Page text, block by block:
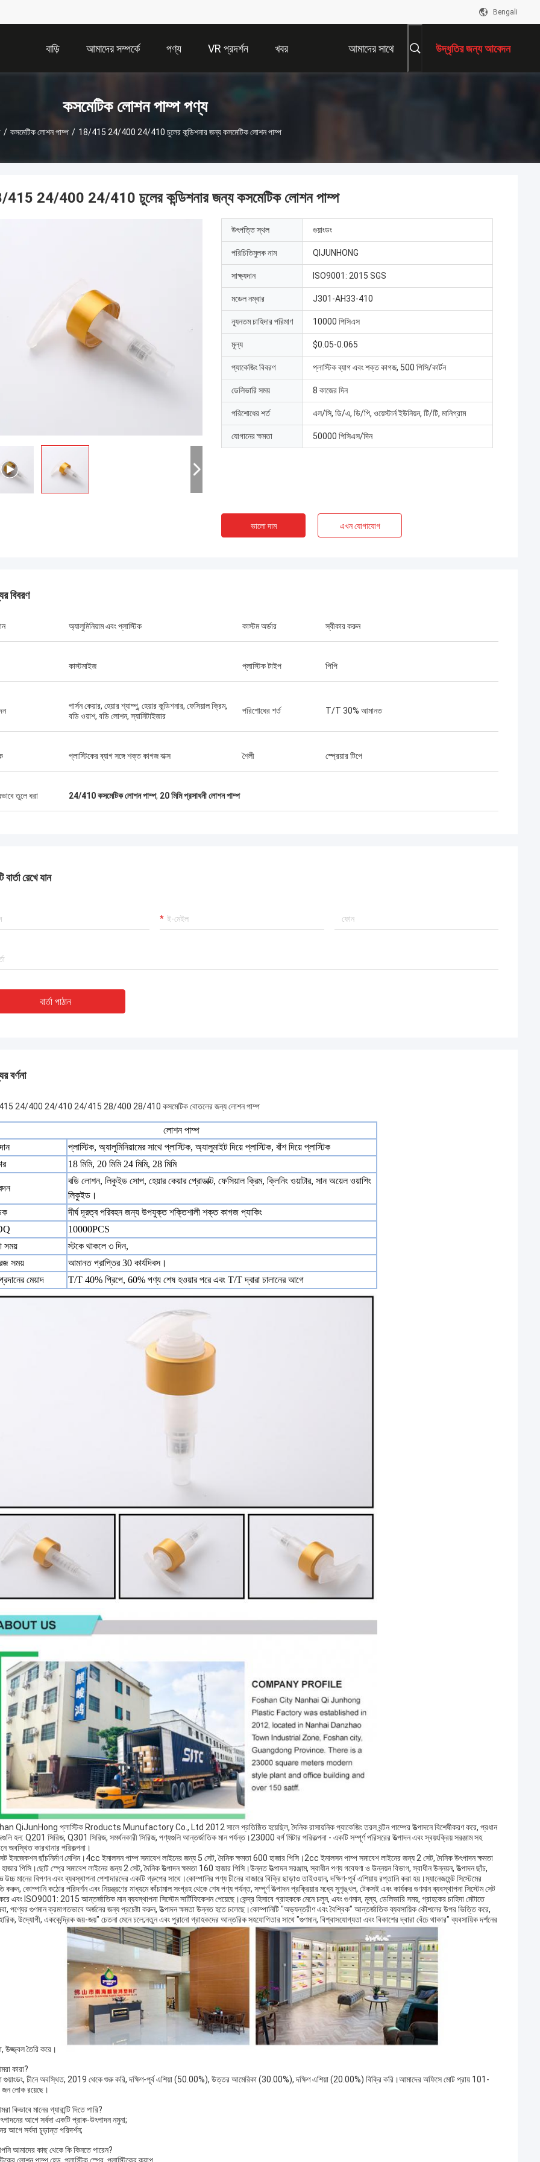
Bengali
বাড়ি আমাদের সম্পর্কে পণ্য VR প্রদর্শন খবর আমাদের সাথে উদ্ধৃতির জন্য আবেদন
কসমেটিক লোশন পাম্প পণ্য
/ কসমেটিক লোশন পাম্প / 18/415 24/400 24/410 চুলের কন্ডিশনার জন্য কসমেটিক লোশন পাম্প
415 24/400 24/410 চুলের কন্ডিশনার জন্য কসমেটিক লোশন পাম্প
উৎপত্তি স্থল গুয়াংডং
পরিচিতিমুলক নাম QIJUNHONG
সাক্ষ্যদান ISO9001: 2015 SGS
মডেল নম্বার J301-AH33-410
ন্যূনতম চাহিদার পরিমাণ 10000 পিসিএস
মূল্য $0.05-0.065
প্যাকেজিং বিবরণ প্লাস্টিক ব্যাগ এবং শক্ত কাগজ, 500 পিসি/কার্টন
ডেলিভারি সময় 8 কাজের দিন
পরিশোধের শর্ত এল/সি, ডি/এ, ডি/পি, ওয়েস্টার্ন ইউনিয়ন, টি/টি, মানিগ্রাম
যোগানের ক্ষমতা 50000 পিসিএস/দিন
ভালো দাম এখন যোগাযোগ
বিবরণ
অ্যালুমিনিয়াম এবং প্লাস্টিক কাস্টম অর্ডার স্বীকার করুন
কাস্টমাইজ প্লাস্টিক টাইপ পিপি
পার্সন কেয়ার, হেয়ার শ্যাম্পু, হেয়ার কন্ডিশনার, ফেসিয়াল ক্রিম,
বডি ওয়াশ, বডি লোশন, স্যানিটাইজার
পরিশোধের শর্ত T/T 30% আমানত
প্লাস্টিকের ব্যাগ সঙ্গে শক্ত কাগজ বাক্স শৈলী স্প্রেয়ার টিপে
তুলে ধরা 24/410 কসমেটিক লোশন পাম্প, 20 মিমি প্রসাধনী লোশন পাম্প
বার্তা রেখে যান
বার্তা পাঠান
বর্ণনা
24/400 24/410 24/415 28/400 28/410 কসমেটিক বোতলের জন্য লোশন পাম্প
লোশন পাম্প
প্লাস্টিক, অ্যালুমিনিয়ামের সাথে প্লাস্টিক, অ্যালুমাইট দিয়ে প্লাস্টিক, বাঁশ দিয়ে প্লাস্টিক
18 মিমি, 20 মিমি 24 মিমি, 28 মিমি
বডি লোশন, লিকুইড সোপ, হেয়ার কেয়ার প্রোডাক্ট, ফেসিয়াল ক্রিম, ক্লিনিং ওয়াটার, সান অয়েল ওয়াশিং
লিকুইড।
দীর্ঘ দূরত্ব পরিবহন জন্য উপযুক্ত শক্তিশালী শক্ত কাগজ প্যাকিং
10000PCS
সময়
স্টকে থাকলে ৩ দিন,
সময়
আমানত প্রাপ্তির 30 কার্যদিবস।
মেয়াদ
T/T 40% প্রিপে, 60% পণ্য শেষ হওয়ার পরে এবং T/T দ্বারা চালানের আগে
QiJunHong প্লাস্টিক Rroducts Munufactory Co., Ltd 2012 সালে প্রতিষ্ঠিত হয়েছিল, দৈনিক রাসায়নিক প্যাকেজিং তরল বন্টন পাম্পের উত্পাদনে বিশেষীকরণ করে, প্রধান
হল: Q201 সিরিজ, Q301 সিরিজ, সমর্থনকারী সিরিজ, পণ্যগুলি আন্তর্জাতিক মান পর্যন্ত।23000 বর্গ মিটার পরিকল্পনা - একটি সম্পূর্ণ পরিসরের উত্পাদন এবং স্বয়ংক্রিয় সরঞ্জাম সহ
অবস্থিত কারখানার পরিকল্পনা।
ইনজেকশন ছাঁচনির্মাণ মেশিন।4cc ইমালসন পাম্প সমাবেশ লাইনের জন্য 5 সেট, দৈনিক ক্ষমতা 600 হাজার পিসি।2cc ইমালসন পাম্প সমাবেশ লাইনের জন্য 2 সেট, দৈনিক উৎপাদন ক্ষমতা
পিসি।ছোট স্প্রে সমাবেশ লাইনের জন্য 2 সেট, দৈনিক উত্পাদন ক্ষমতা 160 হাজার পিসি।উন্নত উত্পাদন সরঞ্জাম, স্বাধীন পণ্য গবেষণা ও উন্নয়ন বিভাগ, স্বাধীন উন্নয়ন, উত্পাদন ছাঁচ,
উচ্চ মানের বিপণন এবং ব্যবস্থাপনা পেশাদারদের একটি গ্রুপের সাথে।কোম্পানির পণ্য চীনের বাজারে বিক্রি ছাড়াও তাইওয়ান, দক্ষিণ-পূর্ব এশিয়ায় রপ্তানি করা হয়।ম্যানেজমেন্ট সিস্টেমের
করুন, কোম্পানি কঠোর পরিদর্শন এবং নিয়ন্ত্রণের মাধ্যমে কাঁচামাল সংগ্রহ থেকে শেষ পণ্য পর্যন্ত, সম্পূর্ণ উত্পাদন প্রক্রিয়ার মধ্যে সুশৃঙ্খল, টেকসই এবং কার্যকর গুণমান ব্যবস্থাপনা সিস্টেম সেট
এবং ISO9001: 2015 আন্তর্জাতিক মান ব্যবস্থাপনা সিস্টেম সার্টিফিকেশন পেয়েছে।কেন্দ্র হিসাবে গ্রাহককে মেনে চলুন, এবং গুণমান, মূল্য, ডেলিভারি সময়, গ্রাহকের চাহিদা মেটাতে
পণ্যের গুণমান ক্রমাগতভাবে অর্জনের জন্য প্রচেষ্টা করুন, উত্পাদন ক্ষমতা উন্নত হতে চলেছে।কোম্পানিটি "অভ্যন্তরীণ এবং বৈশ্বিক" আন্তর্জাতিক ব্যবসায়িক কৌশলের উপর ভিত্তি করে,
উদ্যোগী, এককেন্দ্রিক জয়-জয়" চেতনা মেনে চলে;নতুন এবং পুরানো গ্রাহকদের আন্তরিক সহযোগিতার সাথে "গুণমান, বিশ্বাসযোগ্যতা এবং বিকাশের দ্বারা বেঁচে থাকার" ব্যবসায়িক দর্শনের
উজ্জ্বল তৈরি করে।
কারা?
গুয়াংডং, চীনে অবস্থিত, 2019 থেকে শুরু করি, দক্ষিণ-পূর্ব এশিয়া (50.00%), উত্তর আমেরিকা (30.00%), দক্ষিণ এশিয়া (20.00%) বিক্রি করি।আমাদের অফিসে মোট প্রায় 101-
লোক রয়েছে।
কিভাবে মানের গ্যারান্টি দিতে পারি?
আগে সর্বদা একটি প্রাক-উৎপাদন নমুনা;
আগে সর্বদা চূড়ান্ত পরিদর্শন;
আমাদের কাছ থেকে কি কিনতে পারেন?
লোশন পাম্প হেড, প্লাস্টিক স্প্রে, প্লাস্টিকের ক্যাপ